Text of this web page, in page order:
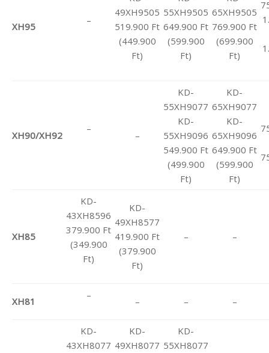
XH95
–
49XH9505
519.900 Ft
(449.900
Ft)
55XH9505
649.900 Ft
(599.900
Ft)
65XH9505
769.900 Ft
(699.900
Ft)
XH90/XH92
–
–
KD-
55XH9077
KD-
55XH9096
549.900 Ft
(499.900
Ft)
KD-
65XH9077
KD-
65XH9096
649.900 Ft
(599.900
Ft)
XH85
KD-
43XH8596
379.900 Ft
(349.900
Ft)
KD-
49XH8577
419.900 Ft
(379.900
Ft)
– –
XH81
–
– – –
KD-
43XH8077
KD-
49XH8077
KD-
55XH8077